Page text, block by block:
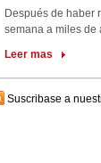
Después de haber
semana a miles de
Leer mas
Suscribase a